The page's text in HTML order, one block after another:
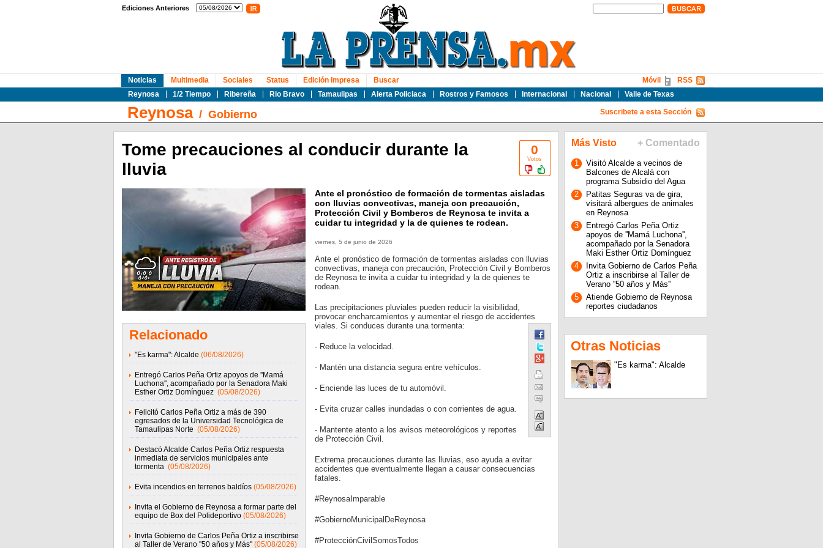
Ediciones Anteriores
Noticias
Reynosa
1/2 Tiempo Ribereña Rio Bravo Tamaulipas Alerta Policiaca Rostros y Famosos Internacional Nacional Valle de Texas
Multimedia Sociales Status Edición Impresa Buscar RSS
Móvil
Reynosa/ Gobierno Suscribete a esta Sección
0
Votos
Tome precauciones al conducir durante la
lluvia
Relacionado
"Es karma": Alcalde (06/08/2026)
Entregó Carlos Peña Ortiz apoyos de ''Mamá
Luchona'', acompañado por la Senadora Maki
Esther Ortiz Domínguez (05/08/2026)
Felicitó Carlos Peña Ortiz a más de 390
egresados de la Universidad Tecnológica de
Tamaulipas Norte (05/08/2026)
Destacó Alcalde Carlos Peña Ortiz respuesta
inmediata de servicios municipales ante
tormenta (05/08/2026)
Evita incendios en terrenos baldíos (05/08/2026)
Invita el Gobierno de Reynosa a formar parte del
equipo de Box del Polideportivo (05/08/2026)
Invita Gobierno de Carlos Peña Ortiz a inscribirse
al Taller de Verano ''50 años y Más'' (05/08/2026)
Ante el pronóstico de formación de tormentas aisladas
con lluvias convectivas, maneja con precaución,
Protección Civil y Bomberos de Reynosa te invita a
cuidar tu integridad y la de quienes te rodean.
viernes, 5 de junio de 2026
Ante el pronóstico de formación de tormentas aisladas con lluvias
convectivas, maneja con precaución, Protección Civil y Bomberos
de Reynosa te invita a cuidar tu integridad y la de quienes te
rodean.
Las precipitaciones pluviales pueden reducir la visibilidad,
provocar encharcamientos y aumentar el riesgo de accidentes
viales. Si conduces durante una tormenta:
- Reduce la velocidad.
- Mantén una distancia segura entre vehículos.
- Enciende las luces de tu automóvil.
- Evita cruzar calles inundadas o con corrientes de agua.
- Mantente atento a los avisos meteorológicos y reportes
de Protección Civil.
Extrema precauciones durante las lluvias, eso ayuda a evitar
accidentes que eventualmente llegan a causar consecuencias
fatales.
#ReynosaImparable
#GobiernoMunicipalDeReynosa
#ProtecciónCivilSomosTodos
Más Visto + Comentado
1
Visitó Alcalde a vecinos de
Balcones de Alcalá con
programa Subsidio del Agua
2
Patitas Seguras va de gira,
visitará albergues de animales
en Reynosa
3
Entregó Carlos Peña Ortiz
apoyos de ''Mamá Luchona'',
acompañado por la Senadora
Maki Esther Ortiz Domínguez
4
Invita Gobierno de Carlos Peña
Ortiz a inscribirse al Taller de
Verano ''50 años y Más''
5
Atiende Gobierno de Reynosa
reportes ciudadanos
Otras Noticias
"Es karma": Alcalde